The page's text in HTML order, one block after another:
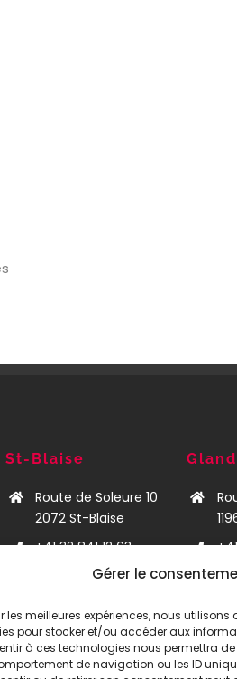
Gérer le
les meilleures expériences, nous
pour stocker et/ou accéder aux
à ces technologies nous permettra
de navigation ou les ID
St-Blaise
Route de Soleure 10
2072St-Blaise
+41 32 841 12 63
neuchatel@bat-
Gland